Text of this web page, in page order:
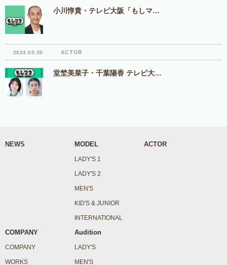
小川惇貴・テレビ大阪「もしマ…
2024.05.30 ACTOR
堂埜美菜子・千葉陽香 テレビ大…
NEWS MODEL
LADY'S 1
LADY'S 2
MEN'S
KID'S & JUNIOR
INTERNATIONAL
ACTOR
COMPANY
COMPANY
WORKS
Audition
LADY'S
MEN'S